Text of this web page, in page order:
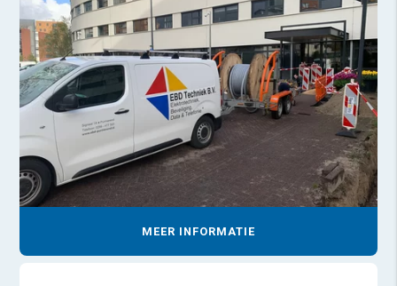
MEER INFORMATIE